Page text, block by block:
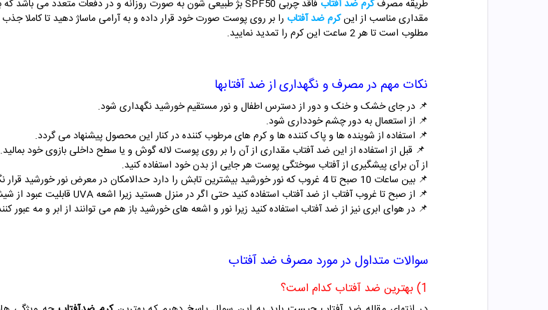
طریقه مصرفکرم ضد آفتاب
مقداری مناسب از اینکرم ضد آفتاب را بر روی پوست صورت خود قرار داده و به آرامی ماساژ دهید تا کاملا
مطلوب است تا هر 2 ساعت این کرم را تمدید نمایید.
نکات مهم در مصرف و نگهداری از ضد آفتابها
📌 در جای خشک و خنک و دور از دسترس اطفال و نور مستقیم خورشید نگهداری شود.
📌 از استعمال به دور چشم خودداری شود.
📌 استفاده از شوینده ها و پاک کننده ها و کرم های مرطوب کننده در کنار این محصول پیشنهاد می گردد.
📌
از آن برای پیشگیری از آفتاب سوختگی پوست هر جایی از بدن خود استفاده کنید.
📌 بین ساعات 10 صبح تا 4 غروب که نور خورشید بیشترین تابش را دارد حدالامکان در معرض نور خورشید قرار نگیرید.
📌 از صبح تا غروب آفتاب از ضد آفتاب استفاده کنید حتی اگر در منزل هستید زیرا اشعه UVA قابلیت عبود از شیشه را دارد.
📌 در هوای ابری نیز از ضد آفتاب استفاده کنید زیرا نور و اشعه های خورشید باز هم می توانند از ابر و مه عبور
سوالات متداول در مورد مصرف ضد آفتاب
1) بهترین ضد آفتاب کدام است؟